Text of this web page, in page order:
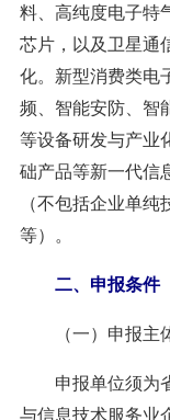
料、高纯度电子特
芯片，以及卫星通
化。新型消费类电
频、智能安防、智
等设备研发与产业
础产品等新一代信
（不包括企业单
等）。
二、申报条件
（一）申报主
申报单位须为省
与信息技术服务业